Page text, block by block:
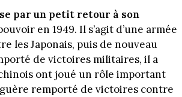
par un petit retour à son
en 1949. Il s’agit d’une armée
les Japonais, puis de nouveau
de victoires militaires, il a
ont joué un rôle important
guère remporté de victoires contre